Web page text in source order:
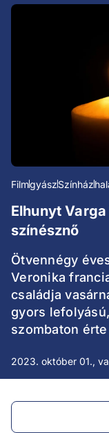
FilmgyászSzínház
Elhunyt
színésznő
Ötvennégy
Veronika
családja
gyors
szombaton
2023. október 01.,